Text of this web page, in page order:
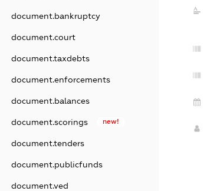
document.bankruptcy
document.court
document.taxdebts
document.enforcements
document.balances
document.scorings new!
document.tenders
document.publicfunds
document.ved